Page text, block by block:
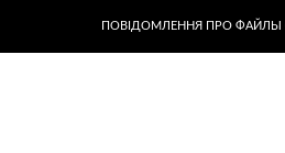
ПОВІДОМЛЕННЯ ПРО ФАЙЛЫ